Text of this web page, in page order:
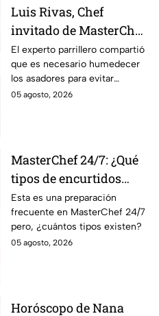
Luis Rivas, Chef
invitado de MasterChef
24/7 destaca la
importancia del agua
para la preparación de
cualquier asado
El experto parrillero compartió
que es necesario humedecer
los asadores para evitar
accidentes
05 agosto, 2026
MasterChef 24/7: ¿Qué
tipos de encurtidos
hay?
Esta es una preparación
frecuente en MasterChef 24/7
pero, ¿cuántos tipos existen?
05 agosto, 2026
Horóscopo de Nana